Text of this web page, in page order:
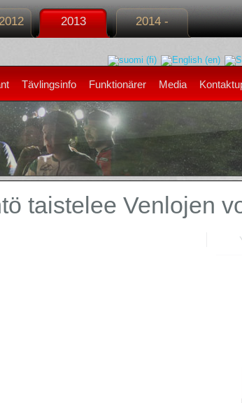
2013 2014 -
Tävlingsinfo Funktionärer Media
taistelee Venlojen